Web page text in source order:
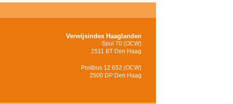
Verwijsindex Haaglanden
Spui 70 (OCW)
2511 BT Den Haag
Postbus 12 652 (OCW)
2500 DP Den Haag